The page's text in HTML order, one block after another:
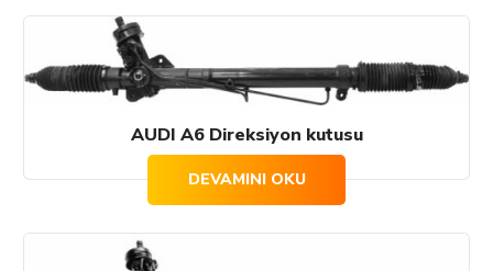
AUDI A6 Direksiyon kutusu
DEVAMINI OKU